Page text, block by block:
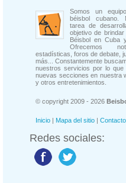
Somos un
béisbol cubano.
tarea de
objetivo de
Béisbol en Cuba
Ofrecemos
estadísticas, foros de debate,
más... Constantemente
nuestros servicios por lo que
nuevas secciones en nuestra
y otros entretenimientos.
© copyright 2009 - 2026
Inicio | Mapa del sitio | Contacto
Redes sociales: